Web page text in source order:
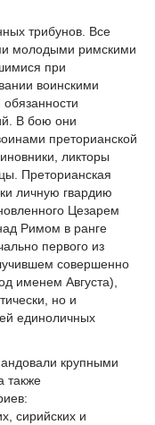
трибунов. Все
молодыми римскими
при
воинскими
В бою они
преторианской
ликторы
Преторианская
личную гвардию
Цезарем
Римом в ранге
первого из
совершенно
именем Августа),
но и
единоличных
крупными
также
сирийских и